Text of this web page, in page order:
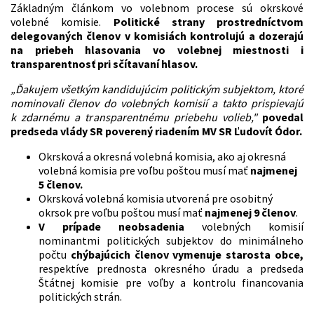
Základným článkom vo volebnom procese sú okrskové
volebné komisie. Politické strany prostredníctvom
delegovaných členov v komisiách kontrolujú a dozerajú
na priebeh hlasovania vo volebnej miestnosti i
transparentnosť pri sčítavaní hlasov.
„Ďakujem všetkým kandidujúcim politickým subjektom, ktoré
nominovali členov do volebných komisií a takto prispievajú
k zdarnému a transparentnému priebehu volieb,"povedal
predseda vlády SR poverený riadením MV SR Ľudovít Ódor.
Okrsková a okresná volebná komisia, ako aj okresná
volebná komisia pre voľbu poštou musí mať najmenej
5 členov.
Okrsková volebná komisia utvorená pre osobitný
okrsok pre voľbu poštou musí mať najmenej 9 členov.
V prípade neobsadenia volebných komisií
nominantmi politických subjektov do minimálneho
počtu chýbajúcich členov vymenuje starosta obce,
respektíve prednosta okresného úradu a predseda
Štátnej komisie pre voľby a kontrolu financovania
politických strán.